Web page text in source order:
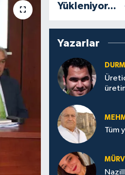
Yükleniyor...
Yazarlar
Tüm